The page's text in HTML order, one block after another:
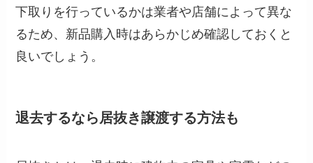
下取りを行っているかは業者や店舗によって異な
るため、新品購入時はあらかじめ確認しておくと
良いでしょう。
退去するなら居抜き譲渡する方法も